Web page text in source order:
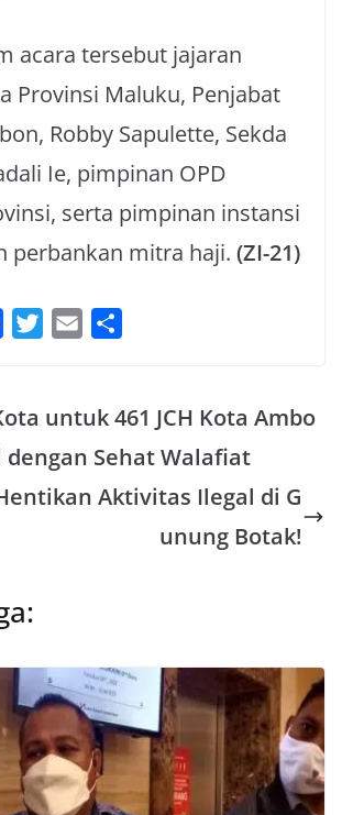
acara tersebut jajaran
Provinsi Maluku, Penjabat
Robby Sapulette, Sekda
Ie, pimpinan OPD
serta pimpinan instansi
perbankan mitra haji. (ZI-21)
e
o
t
e
r
i
r
e
untuk 461 JCH Kota Ambo
dengan Sehat Walafiat
Aktivitas Ilegal di G
unung Botak!